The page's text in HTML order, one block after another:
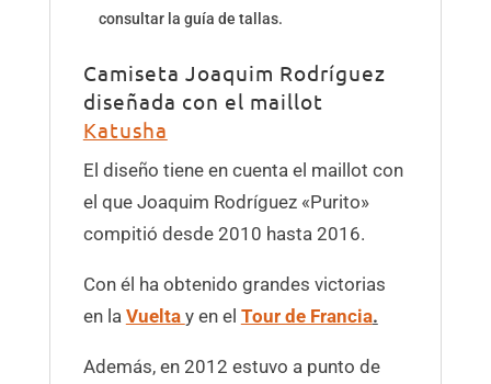
consultar la guía de tallas.
Camiseta Joaquim Rodríguez
diseñada con el maillot
Katusha
El diseño tiene en cuenta el maillot con
el que Joaquim Rodríguez «Purito»
compitió desde 2010 hasta 2016.
Con él ha obtenido grandes victorias
en la Vuelta y en el Tour de Francia.
Además, en 2012 estuvo a punto de